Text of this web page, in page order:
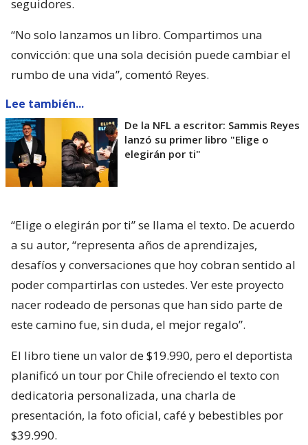
seguidores.
“No solo lanzamos un libro. Compartimos una
convicción: que una sola decisión puede cambiar el
rumbo de una vida”, comentó Reyes.
Lee también...
De la NFL a escritor: Sammis Reyes
lanzó su primer libro "Elige o
elegirán por ti"
“Elige o elegirán por ti” se llama el texto. De acuerdo
a su autor, “representa años de aprendizajes,
desafíos y conversaciones que hoy cobran sentido al
poder compartirlas con ustedes. Ver este proyecto
nacer rodeado de personas que han sido parte de
este camino fue, sin duda, el mejor regalo”.
El libro tiene un valor de $19.990, pero el deportista
planificó un tour por Chile ofreciendo el texto con
dedicatoria personalizada, una charla de
presentación, la foto oficial, café y bebestibles por
$39.990.